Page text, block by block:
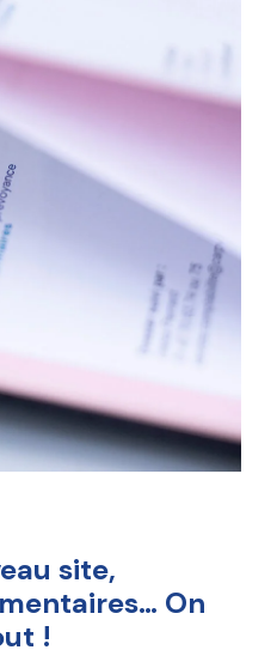
site,
On
!